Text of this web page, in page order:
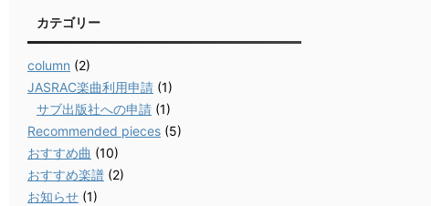
カテゴリー
column (2)
JASRAC楽曲利用申請 (1)
サブ出版社への申請 (1)
Recommended pieces (5)
おすすめ曲 (10)
おすすめ楽譜 (2)
お知らせ (1)